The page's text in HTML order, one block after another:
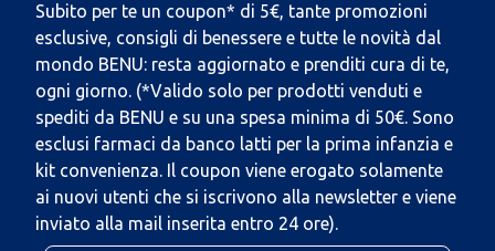
Subito per te un coupon* di 5€, tante promozioni
esclusive, consigli di benessere e tutte le novità dal
mondo BENU: resta aggiornato e prenditi cura di te,
ogni giorno. (*Valido solo per prodotti venduti e
spediti da BENU e su una spesa minima di 50€. Sono
esclusi farmaci da banco latti per la prima infanzia e
kit convenienza. Il coupon viene erogato solamente
ai nuovi utenti che si iscrivono alla newsletter e viene
inviato alla mail inserita entro 24 ore).